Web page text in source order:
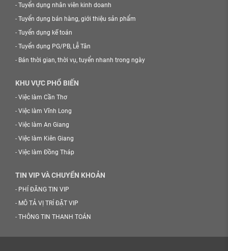
- Tuyển dụng nhân viên kinh doanh
- Tuyển dụng bán hàng, giới thiệu sản phẩm
- Tuyển dụng kế toán
- Tuyển dụng PG/PB, Lễ Tân
- Bán thời gian, thời vụ, tuyển nhanh trong ngày
KHU VỰC PHỔ BIẾN
- Việc làm Cần Thơ
- Việc làm Vĩnh Long
- Việc làm An Giang
- Việc làm Kiên Giang
- Việc làm Đồng Tháp
TIN VIP VÀ CHUYỂN KHOẢN
- PHÍ ĐĂNG TIN VIP
- MÔ TẢ VỊ TRÍ ĐẶT VIP
- THÔNG TIN THANH TOÁN